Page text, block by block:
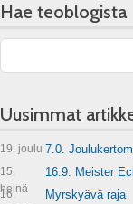
Hae teoblogista
Uusimmat
19. joulu 7.0.
15.
heinä
16.9. Meister
16.
Myrskyävä raja